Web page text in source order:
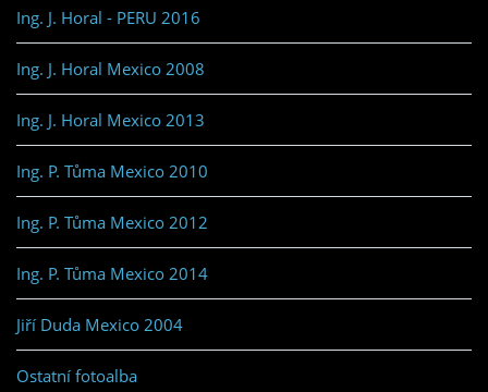
Ing. J. Horal - PERU 2016
Ing. J. Horal Mexico 2008
Ing. J. Horal Mexico 2013
Ing. P. Tůma Mexico 2010
Ing. P. Tůma Mexico 2012
Ing. P. Tůma Mexico 2014
Jiří Duda Mexico 2004
Ostatní fotoalba